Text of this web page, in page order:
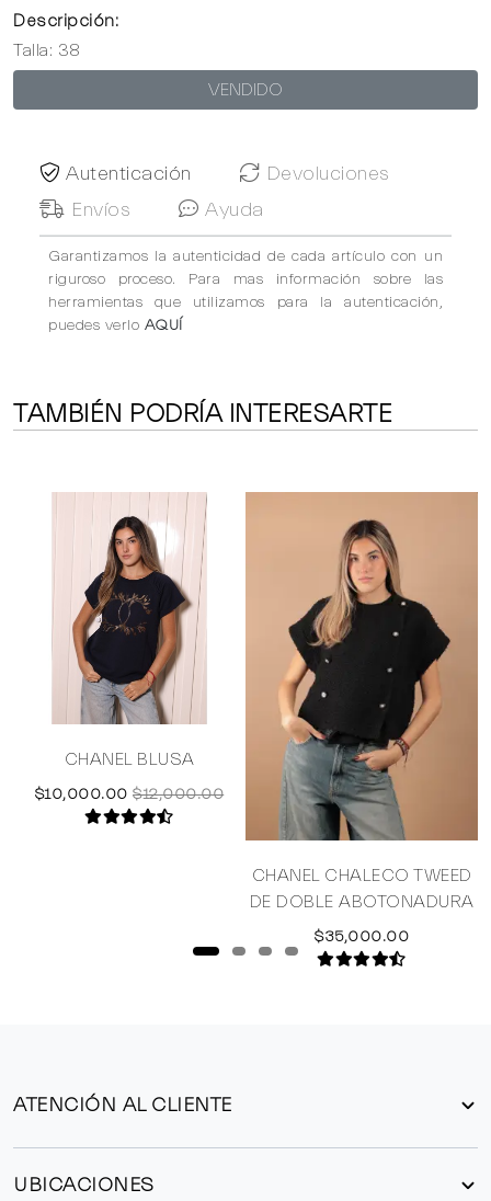
Descripción:
Talla: 38
VENDIDO
Autenticación
Devoluciones
Envíos
Ayuda
Garantizamos la autenticidad de cada artículo con un
riguroso proceso. Para mas información sobre las
herramientas que utilizamos para la autenticación,
puedes verlo AQUÍ
TAMBIÉN PODRÍA INTERESARTE
CHANEL BLUSA
$10,000.00 $12,000.00
CHANEL CHALECO TWEED
DE DOBLE ABOTONADURA
$35,000.00
ATENCIÓN AL CLIENTE
UBICACIONES